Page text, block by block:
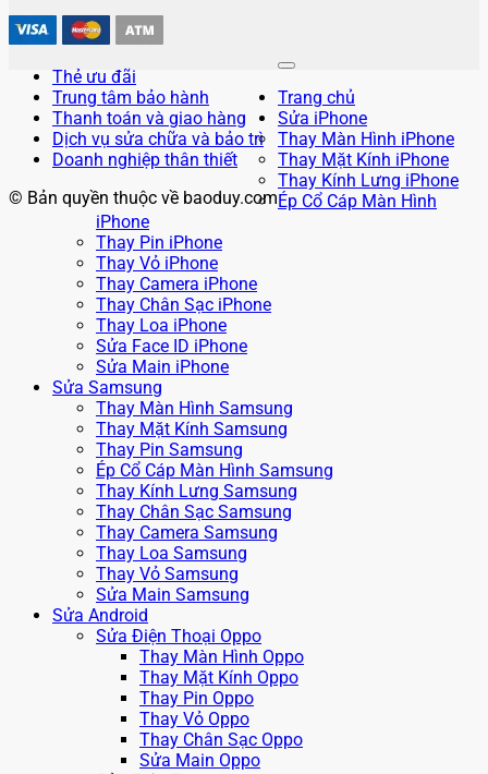
Thẻ ưu đãi
Trung tâm bảo hành
Thanh toán và giao hàng
Dịch vụ sửa chữa và bảo trì
Doanh nghiệp thân thiết
© Bản quyền thuộc về baoduy.com
Trang chủ
Sửa iPhone
Thay Màn Hình iPhone
Thay Mặt Kính iPhone
Thay Kính Lưng iPhone
Ép Cổ Cáp Màn Hình
iPhone
Thay Pin iPhone
Thay Vỏ iPhone
Thay Camera iPhone
Thay Chân Sạc iPhone
Thay Loa iPhone
Sửa Face ID iPhone
Sửa Main iPhone
Sửa Samsung
Thay Màn Hình Samsung
Thay Mặt Kính Samsung
Thay Pin Samsung
Ép Cổ Cáp Màn Hình Samsung
Thay Kính Lưng Samsung
Thay Chân Sạc Samsung
Thay Camera Samsung
Thay Loa Samsung
Thay Vỏ Samsung
Sửa Main Samsung
Sửa Android
Sửa Điện Thoại Oppo
Thay Màn Hình Oppo
Thay Mặt Kính Oppo
Thay Pin Oppo
Thay Vỏ Oppo
Thay Chân Sạc Oppo
Sửa Main Oppo